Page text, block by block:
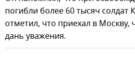
погибли более 60 тысяч солдат
отметил, что приехал в Москву,
дань уважения.